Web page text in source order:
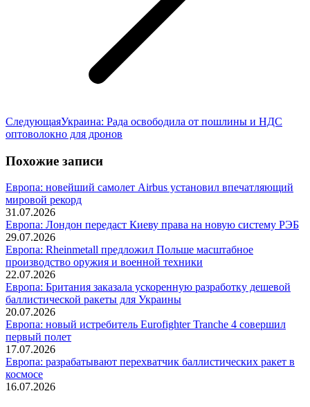
СледующаяСледующая
запись:
Украина: Рада освободила от пошлины и НДС
оптоволокно для дронов
Похожие записи
Европа: новейший самолет Airbus установил впечатляющий
мировой рекорд
31.07.2026
Европа: Лондон передаст Киеву права на новую систему РЭБ
29.07.2026
Европа: Rheinmetall предложил Польше масштабное
производство оружия и военной техники
22.07.2026
Европа: Британия заказала ускоренную разработку дешевой
баллистической ракеты для Украины
20.07.2026
Европа: новый истребитель Eurofighter Tranche 4 совершил
первый полет
17.07.2026
Европа: разрабатывают перехватчик баллистических ракет в
космосе
16.07.2026